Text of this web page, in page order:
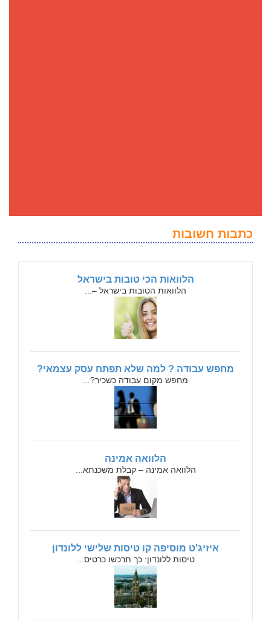
כתבות חשובות
הלוואות הכי טובות בישראל
הלוואות הטובות בישראל –...
מחפש עבודה ? למה שלא תפתח עסק עצמאי?
מחפש מקום עבודה כשכיר?...
הלוואה אמינה
הלוואה אמינה – קבלת משכנתא...
איזיג'ט מוסיפה קו טיסות שלישי ללונדון
טיסות ללונדון: כך תרכשו כרטיס...